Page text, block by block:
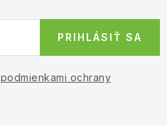
podmienkami ochrany
PRIHLÁSIŤ SA